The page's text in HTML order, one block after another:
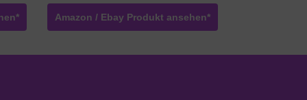
Amazon / Ebay Produkt ansehen*